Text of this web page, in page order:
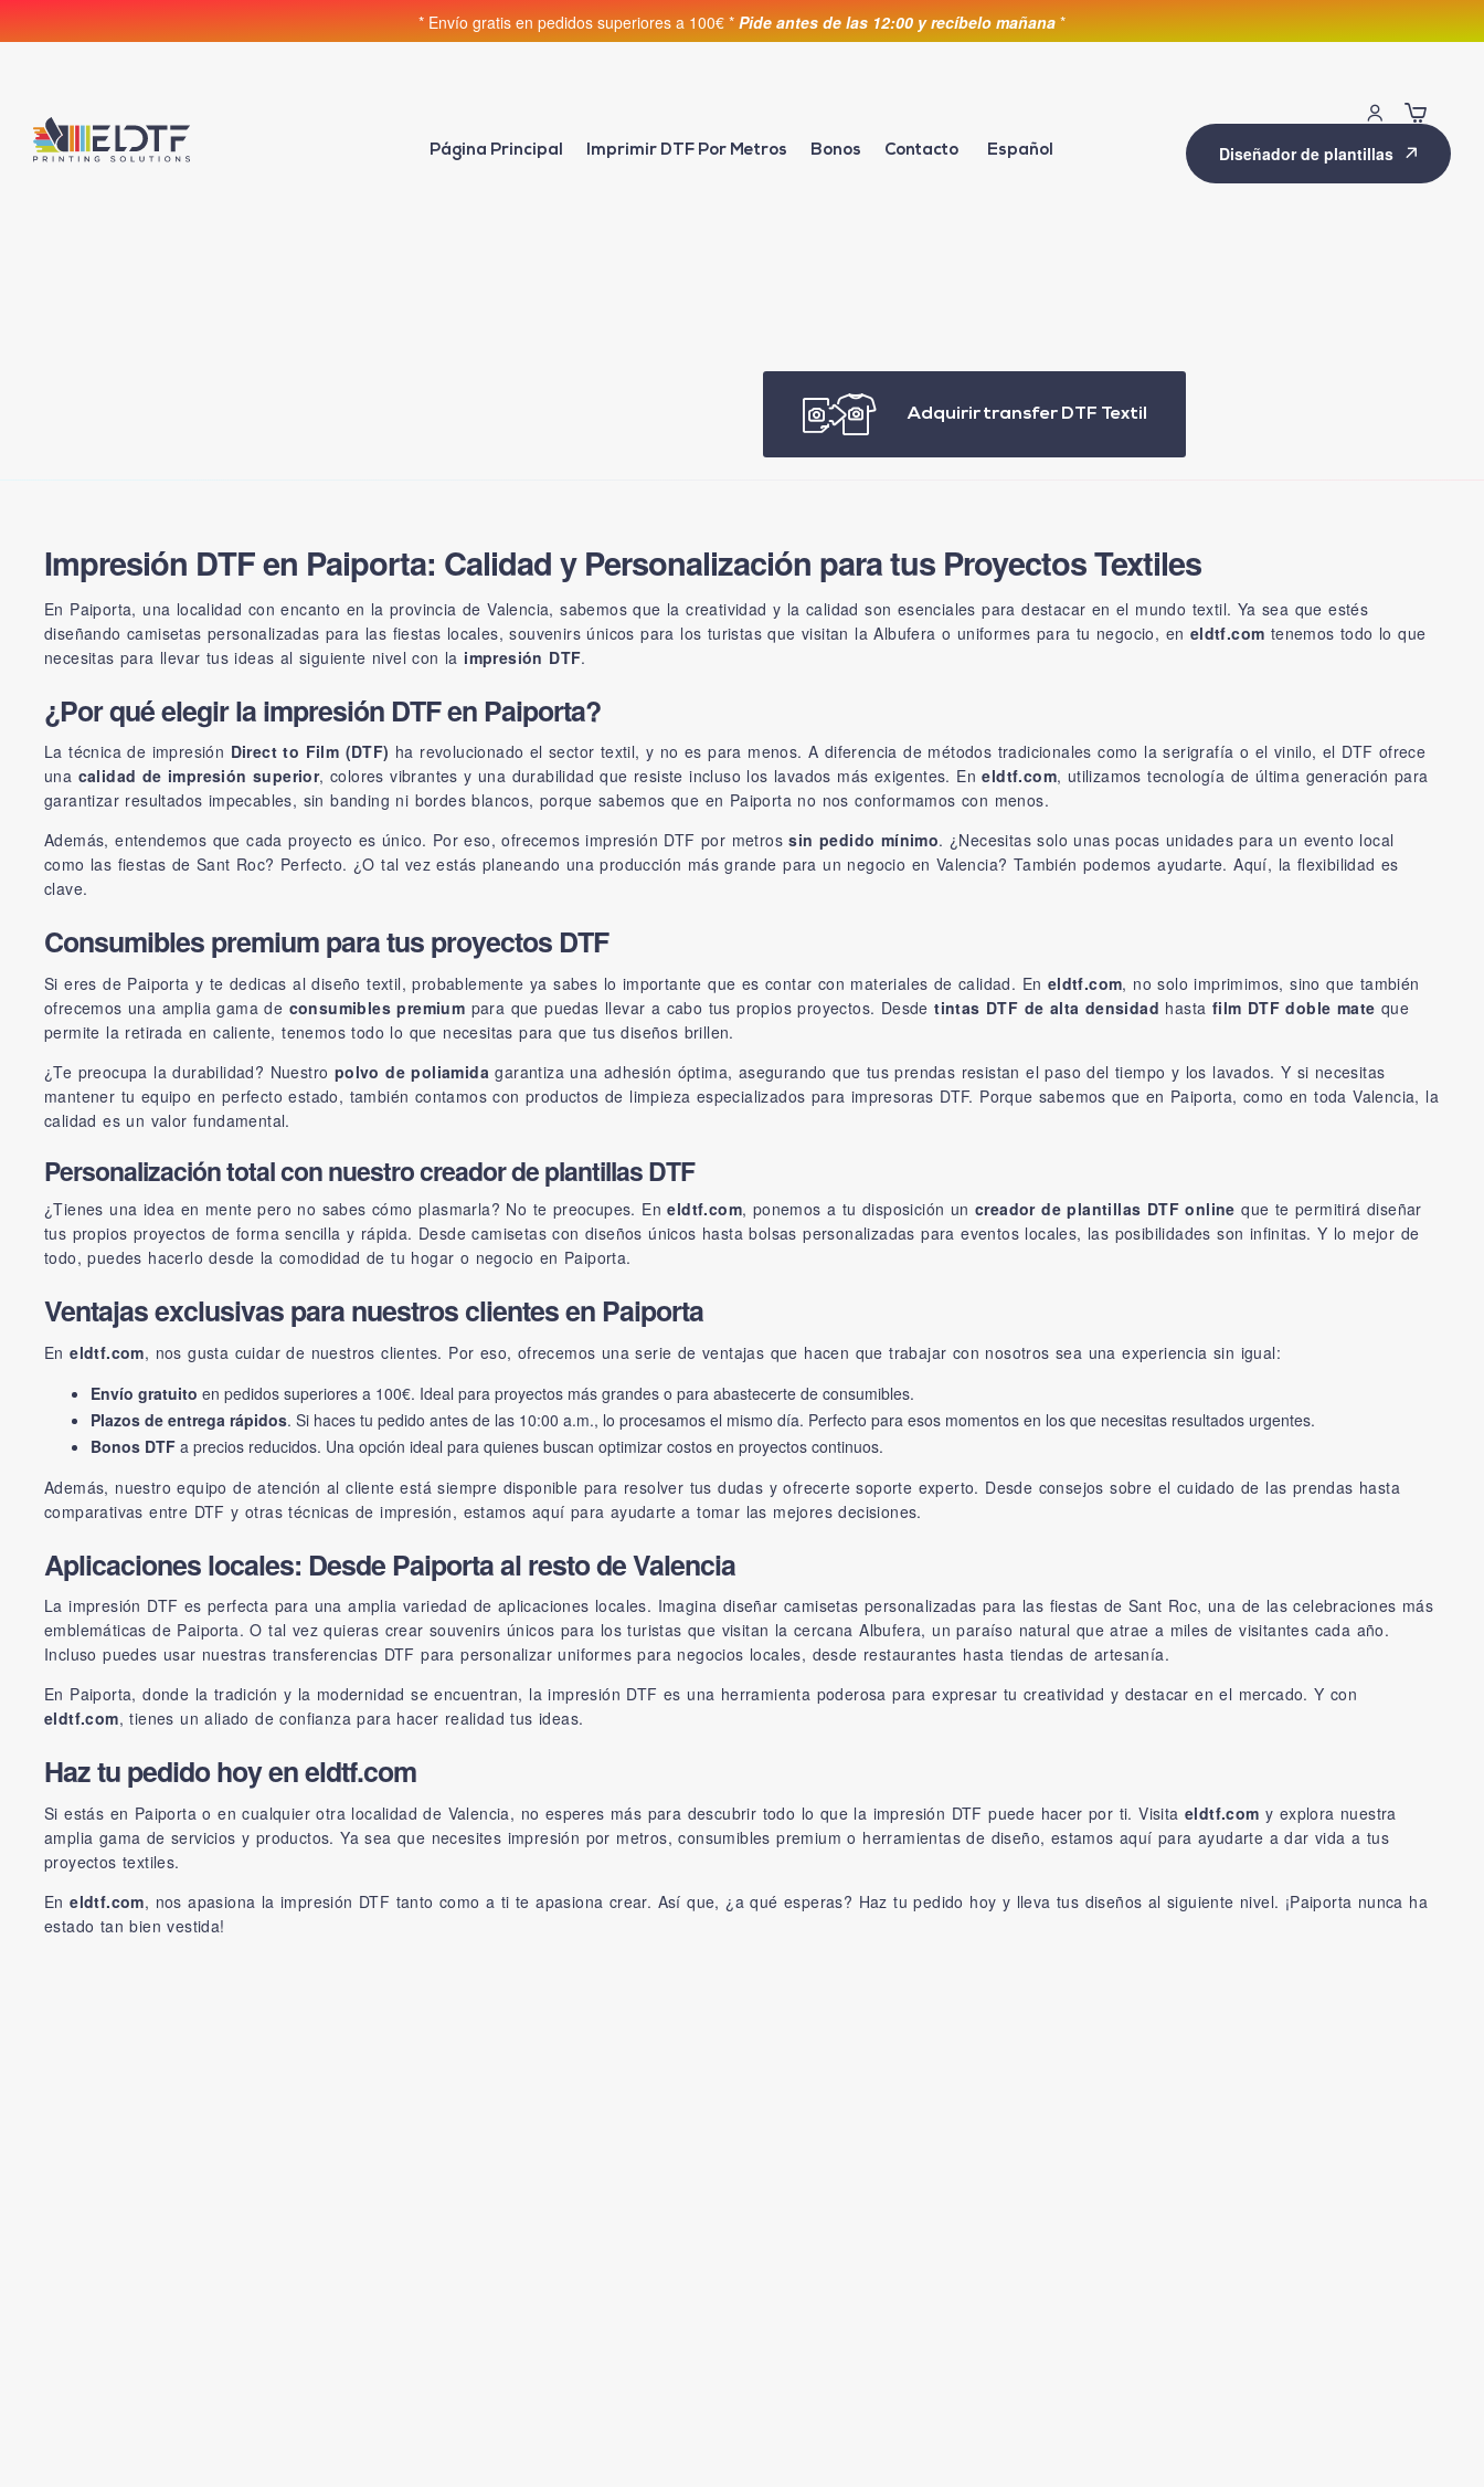
* Envío gratis en pedidos superiores a 100€ * Pide antes de las 12:00 y recíbelo mañana *
Página Principal Imprimir DTF Por Metros Bonos Contacto Español Diseñador de plantillas
Adquirir transfer DTF Textil
Impresión DTF en Paiporta: Calidad y Personalización para tus Proyectos Textiles
En Paiporta, una localidad con encanto en la provincia de Valencia, sabemos que la creatividad y la calidad son esenciales para destacar en el mundo textil. Ya sea que estés
diseñando camisetas personalizadas para las fiestas locales, souvenirs únicos para los turistas que visitan la Albufera o uniformes para tu negocio, en eldtf.com tenemos todo lo que
necesitas para llevar tus ideas al siguiente nivel con la impresión DTF.
¿Por qué elegir la impresión DTF en Paiporta?
La técnica de impresión Direct to Film (DTF) ha revolucionado el sector textil, y no es para menos. A diferencia de métodos tradicionales como la serigrafía o el vinilo, el DTF ofrece
una calidad de impresión superior, colores vibrantes y una durabilidad que resiste incluso los lavados más exigentes. Eneldtf.com, utilizamos tecnología de última generación para
garantizar resultados impecables, sin banding ni bordes blancos, porque sabemos que en Paiporta no nos conformamos con menos.
Además, entendemos que cada proyecto es único. Por eso, ofrecemos impresión DTF por metrossin pedido mínimo. ¿Necesitas solo unas pocas unidades para un evento local
como las fiestas de Sant Roc? Perfecto. ¿O tal vez estás planeando una producción más grande para un negocio en Valencia? También podemos ayudarte. Aquí, la flexibilidad es
clave.
Consumibles premium para tus proyectos DTF
Si eres de Paiporta y te dedicas al diseño textil, probablemente ya sabes lo importante que es contar con materiales de calidad. En eldtf.com, no solo imprimimos, sino que también
ofrecemos una amplia gama de consumibles premium para que puedas llevar a cabo tus propios proyectos. Desdetintas DTF de alta densidad hasta film DTF doble mate que
permite la retirada en caliente, tenemos todo lo que necesitas para que tus diseños brillen.
¿Te preocupa la durabilidad? Nuestro polvo de poliamida garantiza una adhesión óptima, asegurando que tus prendas resistan el paso del tiempo y los lavados. Y si necesitas
mantener tu equipo en perfecto estado, también contamos con productos de limpieza especializados para impresoras DTF. Porque sabemos que en Paiporta, como en toda Valencia, la
calidad es un valor fundamental.
Personalización total con nuestro creador de plantillas DTF
¿Tienes una idea en mente pero no sabes cómo plasmarla? No te preocupes. Eneldtf.com, ponemos a tu disposición uncreador de plantillas DTF online que te permitirá diseñar
tus propios proyectos de forma sencilla y rápida. Desde camisetas con diseños únicos hasta bolsas personalizadas para eventos locales, las posibilidades son infinitas. Y lo mejor de
todo, puedes hacerlo desde la comodidad de tu hogar o negocio en Paiporta.
Ventajas exclusivas para nuestros clientes en Paiporta
Eneldtf.com, nos gusta cuidar de nuestros clientes. Por eso, ofrecemos una serie de ventajas que hacen que trabajar con nosotros sea una experiencia sin igual:
Envío gratuito en pedidos superiores a 100€. Ideal para proyectos más grandes o para abastecerte de consumibles.
Plazos de entrega rápidos. Si haces tu pedido antes de las 10:00 a.m., lo procesamos el mismo día. Perfecto para esos momentos en los que necesitas resultados urgentes.
Bonos DTF a precios reducidos. Una opción ideal para quienes buscan optimizar costos en proyectos continuos.
Además, nuestro equipo de atención al cliente está siempre disponible para resolver tus dudas y ofrecerte soporte experto. Desde consejos sobre el cuidado de las prendas hasta
comparativas entre DTF y otras técnicas de impresión, estamos aquí para ayudarte a tomar las mejores decisiones.
Aplicaciones locales: Desde Paiporta al resto de Valencia
La impresión DTF es perfecta para una amplia variedad de aplicaciones locales. Imagina diseñar camisetas personalizadas para las fiestas de Sant Roc, una de las celebraciones más
emblemáticas de Paiporta. O tal vez quieras crear souvenirs únicos para los turistas que visitan la cercana Albufera, un paraíso natural que atrae a miles de visitantes cada año.
Incluso puedes usar nuestras transferencias DTF para personalizar uniformes para negocios locales, desde restaurantes hasta tiendas de artesanía.
En Paiporta, donde la tradición y la modernidad se encuentran, la impresión DTF es una herramienta poderosa para expresar tu creatividad y destacar en el mercado. Y con
eldtf.com, tienes un aliado de confianza para hacer realidad tus ideas.
Haz tu pedido hoy en eldtf.com
Si estás en Paiporta o en cualquier otra localidad de Valencia, no esperes más para descubrir todo lo que la impresión DTF puede hacer por ti. Visitaeldtf.com y explora nuestra
amplia gama de servicios y productos. Ya sea que necesites impresión por metros, consumibles premium o herramientas de diseño, estamos aquí para ayudarte a dar vida a tus
proyectos textiles.
Eneldtf.com, nos apasiona la impresión DTF tanto como a ti te apasiona crear. Así que, ¿a qué esperas? Haz tu pedido hoy y lleva tus diseños al siguiente nivel. ¡Paiporta nunca ha
estado tan bien vestida!